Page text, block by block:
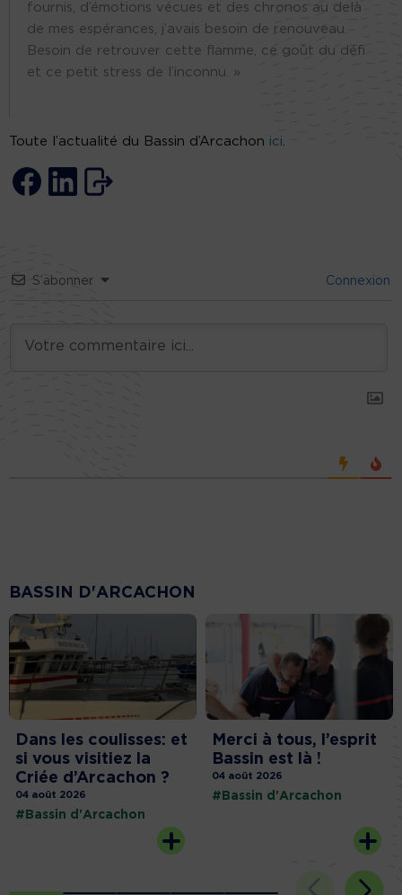
fournis, d’émotions vécues et des chronos au delà
de mes espérances, j’avais besoin de renouveau.
Besoin de retrouver cette flamme, ce goût du défi
et ce petit stress de l’inconnu. »
Toute l’actualité du Bassin d’Arcachon ici.
S’abonner Connexion
BASSIN D'ARCACHON
Dans les coulisses: et
si vous visitiez la
Criée d’Arcachon ?
04 août 2026
#Bassin d'Arcachon
Merci à tous, l’esprit
Bassin est là !
04 août 2026
#Bassin d'Arcachon